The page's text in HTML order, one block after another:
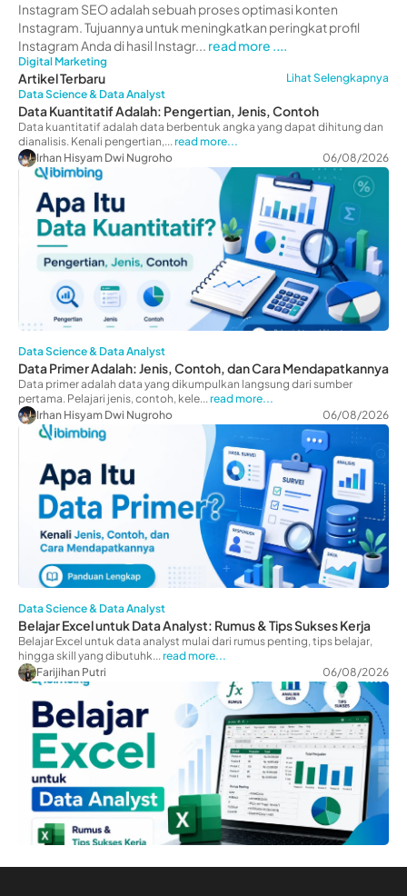
Instagram SEO adalah sebuah proses optimasi konten
Instagram. Tujuannya untuk meningkatkan peringkat profil
Instagram Anda di hasil Instagr... read more ....
Digital Marketing
Artikel Terbaru
Lihat Selengkapnya
Data Science & Data Analyst
Data Kuantitatif Adalah: Pengertian, Jenis, Contoh
Data kuantitatif adalah data berbentuk angka yang dapat dihitung dan
dianalisis. Kenali pengertian,...read more...
Irhan Hisyam Dwi Nugroho
06/08/2026
Data Science & Data Analyst
Data Primer Adalah: Jenis, Contoh, dan Cara Mendapatkannya
Data primer adalah data yang dikumpulkan langsung dari sumber
pertama. Pelajari jenis, contoh, kele...read more...
Irhan Hisyam Dwi Nugroho
06/08/2026
Data Science & Data Analyst
Belajar Excel untuk Data Analyst: Rumus & Tips Sukses Kerja
Belajar Excel untuk data analyst mulai dari rumus penting, tips belajar,
hingga skill yang dibutuhk...read more...
Farijihan Putri
06/08/2026